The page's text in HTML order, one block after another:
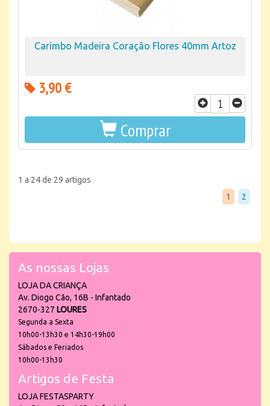
Carimbo Madeira Coração Flores 40mm Artoz
3,90 €
Comprar
1 a 24 de 29 artigos
1
2
As nossas Lojas
LOJA DA CRIANÇA
Av. Diogo Cão, 16B - Infantado
2670-327 LOURES
Segunda a Sexta
10h00-13h30 e 14h30-19h00
Sábados e Feriados
10h00-13h30
Artigos de Festa
LOJA FESTASPARTY